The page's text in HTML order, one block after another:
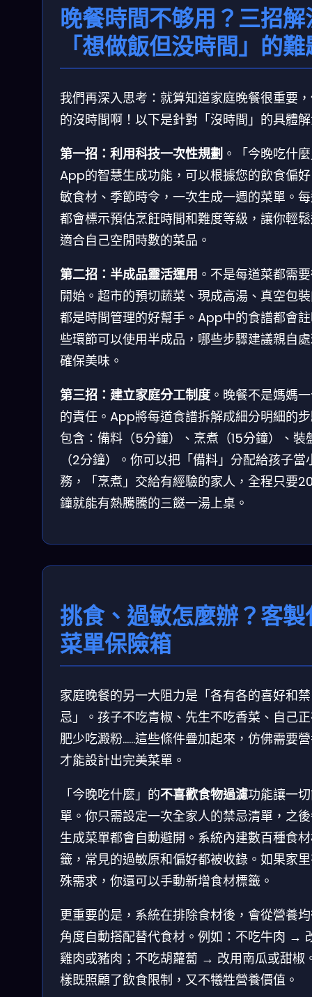
晚餐時間不够用？三招解
「想做飯但没時間」的
我們再深入思考：就算知道家庭晚餐很重要
的沒時間啊！以下是針對「沒時間」的具體
第一招：利用科技一次性規劃 。「今晚吃什
App的智慧生成功能，可以根據您的飲食偏
敏食材、季節時令，一次生成一週的菜單。
都會標示預估烹飪時間和難度等級，讓你輕
適合自己空閒時數的菜品。
第二招：半成品靈活運用 。不是每道菜都需
開始。超市的預切蔬菜、現成高湯、真空包
都是時間管理的好幫手。App中的食譜都會
些環節可以使用半成品，哪些步驟建議親自
確保美味。
第三招：建立家庭分工制度 。晚餐不是媽媽
的責任。App將每道食譜拆解成細分明細的
包含：備料（5分鐘）、烹煮（15分鐘）、裝
（2分鐘）。你可以把「備料」分配給孩子當
務，「烹煮」交給有經驗的家人，全程只要
鐘就能有熱騰騰的三餸一湯上桌。
挑食、過敏怎麼辦？客製
菜單保險箱
家庭晚餐的另一大阻力是「各有各的喜好和禁
忌」。孩子不吃青椒、先生不吃香菜、自己
肥少吃澱粉……這些條件疊加起來，仿佛需要
才能設計出完美菜單。
「今晚吃什麼」的不喜歡食物過濾功能讓一
單。你只需設定一次全家人的禁忌清單，之
生成菜單都會自動避開。系統內建數百種食
籤，常見的過敏原和偏好都被收錄。如果家
殊需求，你還可以手動新增食材標籤。
更重要的是，系統在排除食材後，會從營養
角度自動搭配替代食材。例如：不吃牛肉 →
雞肉或豬肉；不吃胡蘿蔔 → 改用南瓜或甜椒
樣既照顧了飲食限制，又不犧牲營養價值。